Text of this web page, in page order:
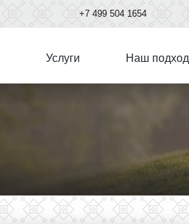
+7 499 504 1654
Услуги Наш подход